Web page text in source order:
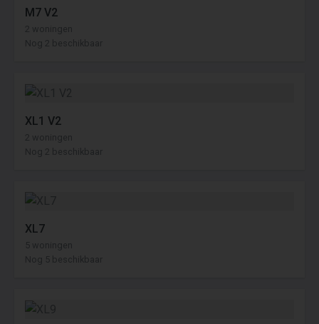
M7 V2
2 woningen
Nog 2 beschikbaar
XL1 V2
2 woningen
Nog 2 beschikbaar
XL7
5 woningen
Nog 5 beschikbaar